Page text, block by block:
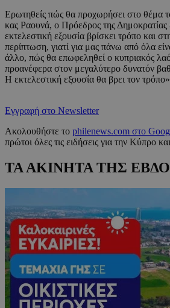
Ερωτηθείς πώς θα προχωρήσει στο θέμα
κας Ραουνά, ο Πρόεδρος της Δημοκρατίας
εκτελεστική εξουσία βρίσκει τρόπο και
περίπτωση, γιατί για μας πάνω από όλα
άλλο, πώς θα επωφεληθεί ο κυπριακός
προανέφερα στον μεγαλύτερο δυνατόν
Η εκτελεστική εξουσία θα βρει τον
Εγγραφή στο Newsletter
Ακολουθήστε το philenews.com στο
πρώτοι όλες τις ειδήσεις για την Κύπρο
ΤΑ ΑΚΙΝΗΤΑ ΤΗΣ